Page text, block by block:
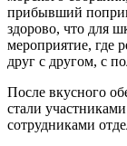
прибывший
здорово, что для
мероприятие, где
друг с другом, с
После вкусного
стали
сотрудниками